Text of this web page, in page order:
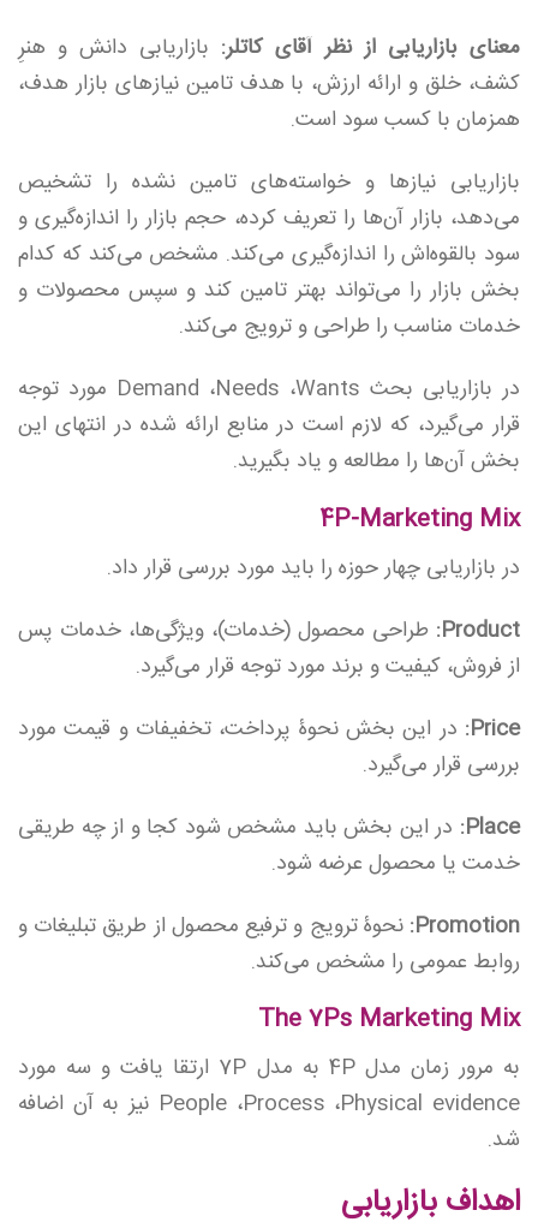
معنای بازاریابی از نظر آقای کاتلر: بازاریابی دانش و هنرِ
کشف، خلق و ارائه ارزش، با هدف تامین نیازهای بازار هدف،
همزمان با کسب سود است.
بازاریابی نیازها و خواسته‌های تامین نشده را تشخیص
می‌دهد، بازار آن‌ها را تعریف کرده، حجم بازار را اندازه‌گیری و
سود بالقوه‌اش را اندازه‌گیری می‌کند. مشخص می‌کند که کدام
بخش بازار را می‌تواند بهتر تامین کند و سپس محصولات و
خدمات مناسب را طراحی و ترویج می‌کند.
در بازاریابی بحث Demand ،Needs ،Wants مورد توجه
قرار می‌گیرد، که لازم است در منابع ارائه شده در انتهای این
بخش آن‌ها را مطالعه و یاد بگیرید.
4P-Marketing Mix
در بازاریابی چهار حوزه را باید مورد بررسی قرار داد.
Product: طراحی محصول (خدمات)، ویژگی‌ها، خدمات پس
از فروش، کیفیت و برند مورد توجه قرار می‌گیرد.
Price: در این بخش نحوۀ پرداخت، تخفیفات و قیمت مورد
بررسی قرار می‌گیرد.
Place: در این بخش باید مشخص شود کجا و از چه طریقی
خدمت یا محصول عرضه شود.
Promotion: نحوۀ ترویج و ترفیع محصول از طریق تبلیغات و
روابط عمومی را مشخص می‌کند.
The 7Ps Marketing Mix
به مرور زمان مدل 4P به مدل 7P ارتقا یافت و سه مورد
People ،Process ،Physical evidence نیز به آن اضافه
شد.
اهداف بازاریابی